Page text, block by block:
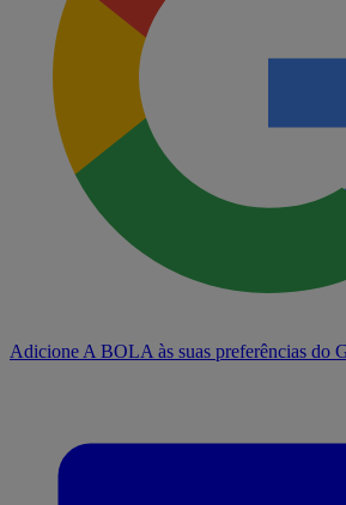
Adicione A BOLA às suas preferências do